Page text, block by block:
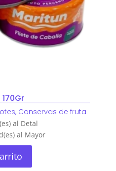
, Conservas de fruta
al Detal
al Mayor